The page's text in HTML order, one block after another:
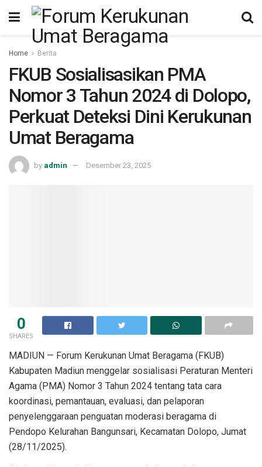
Home Berita
FKUB Sosialisasikan PMA
Nomor 3 Tahun 2024 di Dolopo,
Perkuat Deteksi Dini Kerukunan
Umat Beragama
by admin Desember 23, 2025
0
SHARES
MADIUN — Forum Kerukunan Umat Beragama (FKUB)
Kabupaten Madiun menggelar sosialisasi Peraturan Menteri
Agama (PMA) Nomor 3 Tahun 2024 tentang tata cara
koordinasi, pemantauan, evaluasi, dan pelaporan
penyelenggaraan penguatan moderasi beragama di
Pendopo Kelurahan Bangunsari, Kecamatan Dolopo, Jumat
(28/11/2025).